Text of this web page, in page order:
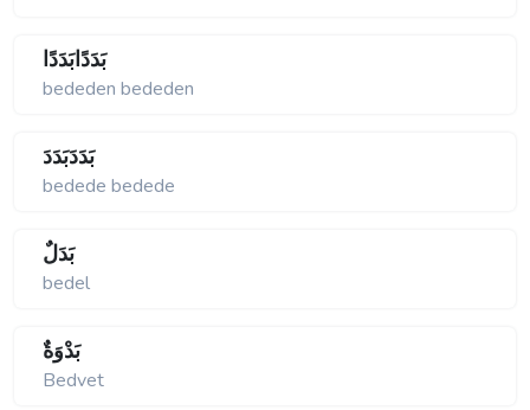
بَدَدًابَدَدًا
bededen bededen
بَدَدَبَدَدَ
bedede bedede
بَدَلٌ
bedel
بَدْوَةٌ
Bedvet